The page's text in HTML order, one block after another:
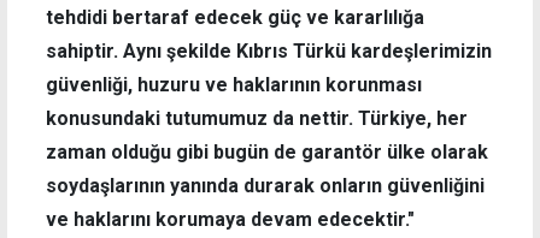
tehdidi bertaraf edecek güç ve kararlılığa
sahiptir. Aynı şekilde Kıbrıs Türkü kardeşlerimizin
güvenliği, huzuru ve haklarının korunması
konusundaki tutumumuz da nettir. Türkiye, her
zaman olduğu gibi bugün de garantör ülke olarak
soydaşlarının yanında durarak onların güvenliğini
ve haklarını korumaya devam edecektir."